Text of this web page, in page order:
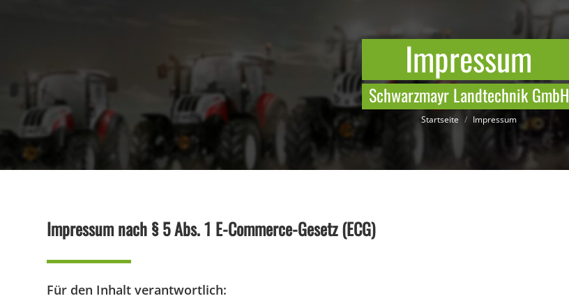
Impressum
Schwarzmayr Landtechnik GmbH
Du bist hier:
Startseite Impressum
Impressum nach § 5 Abs. 1 E-Commerce-Gesetz (ECG)
Für den Inhalt verantwortlich: